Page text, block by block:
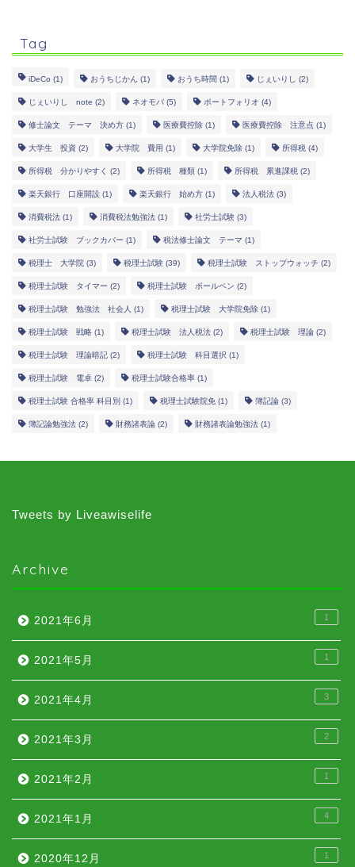
Tag
iDeCo (1) おうちじかん (1) おうち時間 (1) じぇいりし (2)
じぇいりし note (2) ネオモバ (5) ポートフォリオ (4)
修士論文 テーマ 決め方 (1) 医療費控除 (1) 医療費控除 注意点 (1)
大学生 投資 (2) 大学院 費用 (1) 大学院免除 (1) 所得税 (4)
所得税 分かりやすく (2) 所得税 種類 (1) 所得税 累進課税 (2)
楽天銀行 口座開設 (1) 楽天銀行 始め方 (1) 法人税法 (3)
消費税法 (1) 消費税法勉強法 (1) 社労士試験 (3)
社労士試験 ブックカバー (1) 税法修士論文 テーマ (1)
税理士 大学院 (3) 税理士試験 (39) 税理士試験 ストップウォッチ (2)
税理士試験 タイマー (2) 税理士試験 ボールペン (2)
税理士試験 勉強法 社会人 (1) 税理士試験 大学院免除 (1)
税理士試験 戦略 (1) 税理士試験 法人税法 (2) 税理士試験 理論 (2)
税理士試験 理論暗記 (2) 税理士試験 科目選択 (1)
税理士試験 電卓 (2) 税理士試験合格率 (1)
税理士試験 合格率 科目別 (1) 税理士試験院免 (1) 簿記論 (3)
簿記論勉強法 (2) 財務諸表論 (2) 財務諸表論勉強法 (1)
Tweets by Liveawiselife
Archive
2021年6月 1
2021年5月 1
2021年4月 3
2021年3月 2
2021年2月 1
2021年1月 4
2020年12月 1